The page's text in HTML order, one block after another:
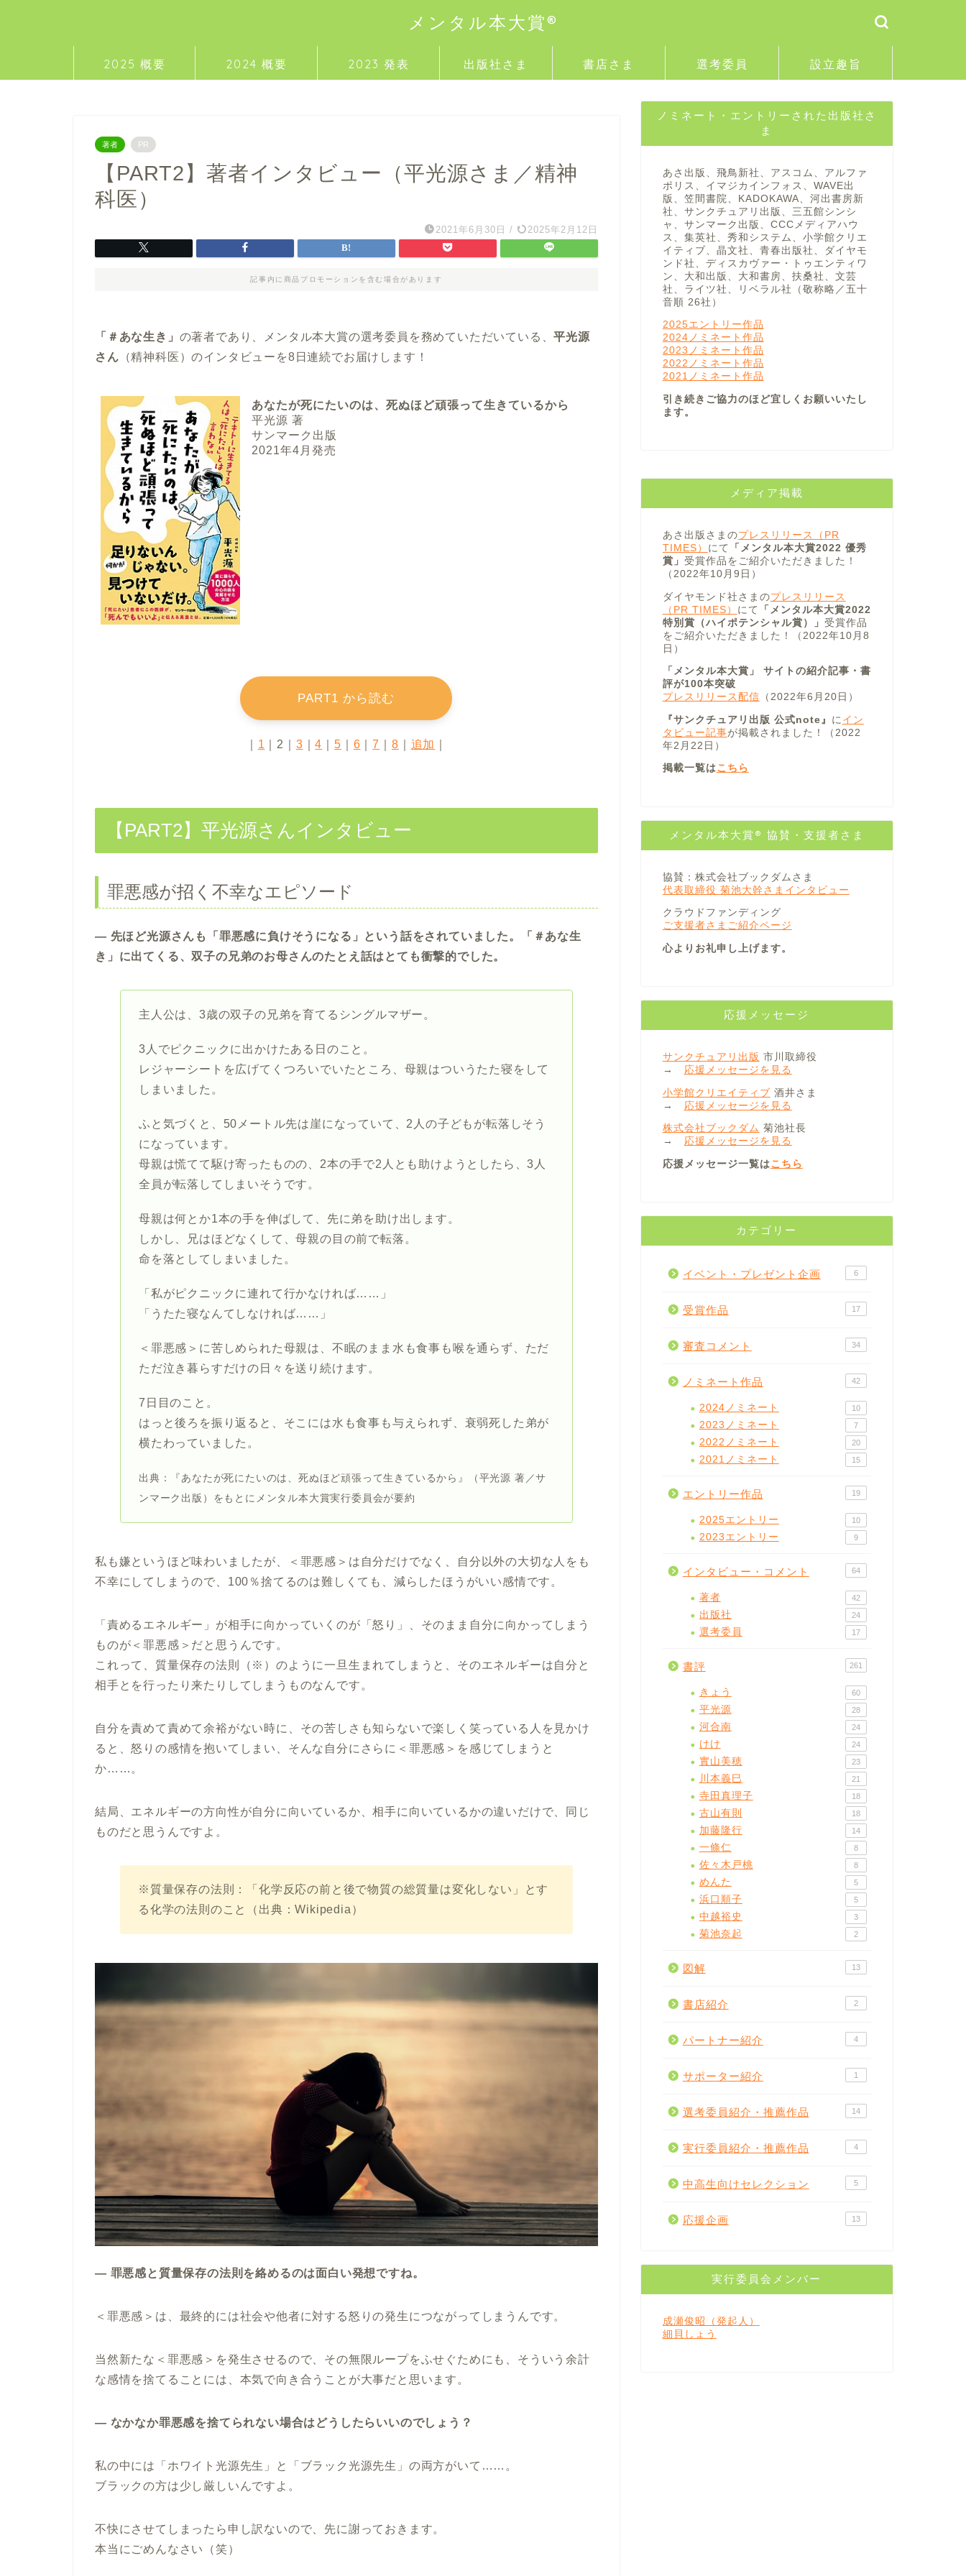
メンタル本大賞®
2025 概要 2024 概要 2023 発表 出版社さま 書店さま 選考委員 設立趣旨
著者 PR
【PART2】著者インタビュー（平光源さま／精神
科医）
2021年6月30日 / 2025年2月12日
記事内に商品プロモーションを含む場合があります
「＃あな生き」 の著者であり、メンタル本大賞の選考委員を務めていただいている、平光源
さん （精神科医）のインタビューを8日連続でお届けします！
あなたが死にたいのは、死ぬほど頑張って生きているから
平光源 著
サンマーク出版
2021年4月発売
PART1 から読む
1 ｜2｜ 3 ｜4 ｜5 6 ｜7 8 追加
【PART2】平光源さんインタビュー
罪悪感が招く不幸なエピソード
― 先ほど光源さんも「罪悪感に負けそうになる」という話をされていました。「＃あな生
き」に出てくる、双子の兄弟のお母さんのたとえ話はとても衝撃的でした。
主人公は、3歳の双子の兄弟を育てるシングルマザー。
3人でピクニックに出かけたある日のこと。
レジャーシートを広げてくつろいでいたところ、母親はついうたた寝をして
しまいました。
ふと気づくと、50メートル先は崖になっていて、2人の子どもが転落しそう
になっています。
母親は慌てて駆け寄ったものの、2本の手で2人とも助けようとしたら、3人
全員が転落してしまいそうです。
母親は何とか1本の手を伸ばして、先に弟を助け出します。
しかし、兄はほどなくして、母親の目の前で転落。
命を落としてしまいました。
「私がピクニックに連れて行かなければ……」
「うたた寝なんてしなければ……」
＜罪悪感＞に苦しめられた母親は、不眠のまま水も食事も喉を通らず、ただ
ただ泣き暮らすだけの日々を送り続けます。
7日目のこと。
はっと後ろを振り返ると、そこには水も食事も与えられず、衰弱死した弟が
横たわっていました。
出典：『あなたが死にたいのは、死ぬほど頑張って生きているから』（平光源 著／サ
ンマーク出版）をもとにメンタル本大賞実行委員会が要約
私も嫌というほど味わいましたが、＜罪悪感＞は自分だけでなく、自分以外の大切な人をも
不幸にしてしまうので、100％捨てるのは難しくても、減らしたほうがいい感情です。
「責めるエネルギー」が相手に向かっていくのが「怒り」、そのまま自分に向かってしまう
ものが＜罪悪感＞だと思うんです。
これって、質量保存の法則（※）のように一旦生まれてしまうと、そのエネルギーは自分と
相手とを行ったり来たりしてしまうものなんです。
自分を責めて責めて余裕がない時に、その苦しさも知らないで楽しく笑っている人を見かけ
ると、怒りの感情を抱いてしまい、そんな自分にさらに＜罪悪感＞を感じてしまうと
か……。
結局、エネルギーの方向性が自分に向いているか、相手に向いているかの違いだけで、同じ
ものだと思うんですよ。
※質量保存の法則：「化学反応の前と後で物質の総質量は変化しない」とす
る化学の法則のこと（出典：Wikipedia）
― 罪悪感と質量保存の法則を絡めるのは面白い発想ですね。
＜罪悪感＞は、最終的には社会や他者に対する怒りの発生につながってしまうんです。
当然新たな＜罪悪感＞を発生させるので、その無限ループをふせぐためにも、そういう余計
な感情を捨てることには、本気で向き合うことが大事だと思います。
― なかなか罪悪感を捨てられない場合はどうしたらいいのでしょう？
私の中には「ホワイト光源先生」と「ブラック光源先生」の両方がいて……。
ブラックの方は少し厳しいんですよ。
不快にさせてしまったら申し訳ないので、先に謝っておきます。
本当にごめんなさい（笑）
ノミネート・エントリーされた出版社さ
ま
あさ出版、飛鳥新社、アスコム、アルファ
ポリス、イマジカインフォス、WAVE出
版、笠間書院、KADOKAWA、河出書房新
社、サンクチュアリ出版、三五館シンシ
ャ、サンマーク出版、CCCメディアハウ
ス、集英社、秀和システム、小学館クリエ
イティブ、晶文社、青春出版社、ダイヤモ
ンド社、ディスカヴァー・トゥエンティワ
ン、大和出版、大和書房、扶桑社、文芸
社、ライツ社、リベラル社（敬称略／五十
音順 26社）
2025エントリー作品
2024ノミネート作品
2023ノミネート作品
2022ノミネート作品
2021ノミネート作品
引き続きご協力のほど宜しくお願いいたし
ます。
メディア掲載
あさ出版さまのプレスリリース（PR
TIMES） にて
「メンタル本大賞2022 優秀
賞」 受賞作品をご紹介いただきました！
（2022年10月9日）
ダイヤモンド社さまのプレスリリース
（PR TIMES） にて
「メンタル本大賞2022
特別賞（ハイポテンシャル賞）」 受賞作品
をご紹介いただきました！（2022年10月8
日）
「メンタル本大賞」 サイトの紹介記事・書
評が100本突破
プレスリリース配信 （2022年6月20日）
『サンクチュアリ出版 公式note』 に イン
タビュー記事が掲載されました！（2022
年2月22日）
掲載一覧はこちら
メンタル本大賞® 協賛・支援者さま
協賛：株式会社ブックダムさま
代表取締役 菊池大幹さまインタビュー
クラウドファンディング
ご支援者さまご紹介ページ
心よりお礼申し上げます。
応援メッセージ
サンクチュアリ出版 市川取締役
→ 応援メッセージを見る
小学館クリエイティブ 酒井さま
→ 応援メッセージを見る
株式会社ブックダム 菊池社長
→ 応援メッセージを見る
応援メッセージ一覧はこちら
カテゴリー
イベント・プレゼント企画 6
受賞作品 17
審査コメント 34
ノミネート作品 42
2024ノミネート 10
2023ノミネート 7
2022ノミネート 20
2021ノミネート 15
エントリー作品 19
2025エントリー 10
2023エントリー 9
インタビュー・コメント 64
著者 42
出版社 24
選考委員 17
書評 261
きょう 60
平光源 28
河合南 24
けけ 24
實山美穂 23
川本義巳 21
寺田真理子 18
古山有則 18
加藤隆行 14
一條仁 8
佐々木戸桃 8
めんた 5
浜口順子 5
中越裕史 3
菊池奈起 2
図解 13
書店紹介 2
パートナー紹介 4
サポーター紹介 1
選考委員紹介・推薦作品 14
実行委員紹介・推薦作品 4
中高生向けセレクション 5
応援企画 13
実行委員会メンバー
成瀬俊昭（発起人）
細貝しょう